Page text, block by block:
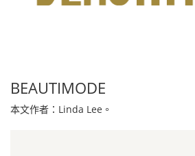
BEAUTIMODE
本文作者：Linda Lee。